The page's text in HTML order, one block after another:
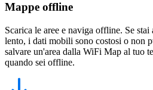
Mappe offline
Scarica le aree e naviga offline. Se
lento, i dati mobili sono costosi o non
salvare un'area dalla WiFi Map al tuo
quando sei offline.